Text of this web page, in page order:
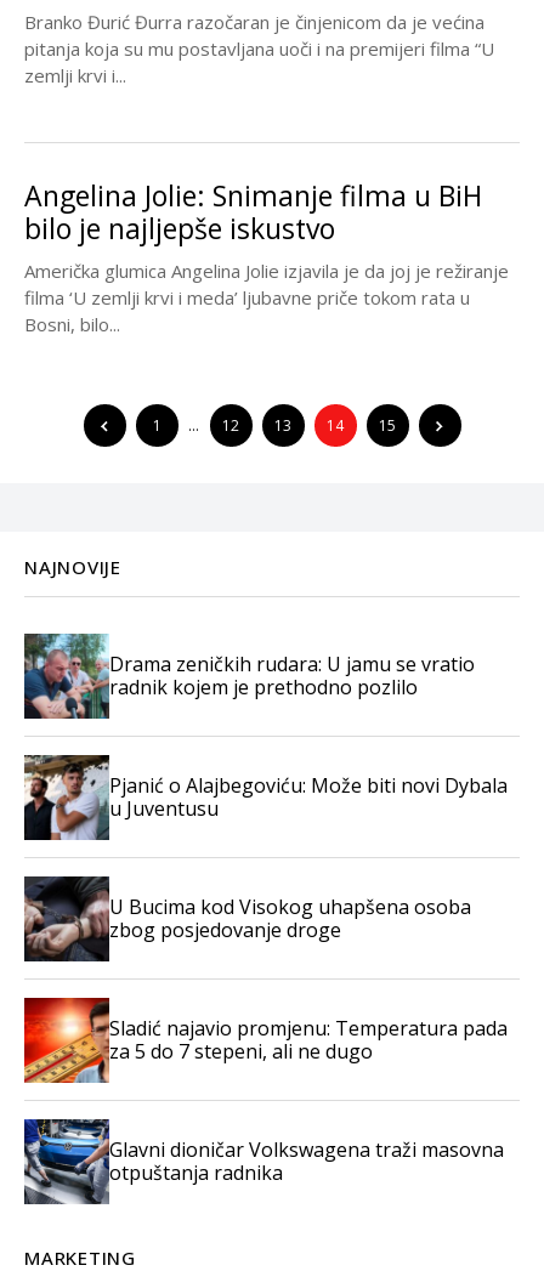
Branko Đurić Đurra razočaran je činjenicom da je većina
pitanja koja su mu postavljana uoči i na premijeri filma “U
zemlji krvi i...
Angelina Jolie: Snimanje filma u BiH
bilo je najljepše iskustvo
Američka glumica Angelina Jolie izjavila je da joj je režiranje
filma ‘U zemlji krvi i meda’ ljubavne priče tokom rata u
Bosni, bilo...
1 … 12 13 14 15
NAJNOVIJE
Drama zeničkih rudara: U jamu se vratio
radnik kojem je prethodno pozlilo
Pjanić o Alajbegoviću: Može biti novi Dybala
u Juventusu
U Bucima kod Visokog uhapšena osoba
zbog posjedovanje droge
Sladić najavio promjenu: Temperatura pada
za 5 do 7 stepeni, ali ne dugo
Glavni dioničar Volkswagena traži masovna
otpuštanja radnika
MARKETING